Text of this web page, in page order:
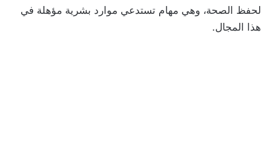
لحفظ الصحة، وهي مهام تستدعي موارد بشرية مؤهلة في
هذا المجال.